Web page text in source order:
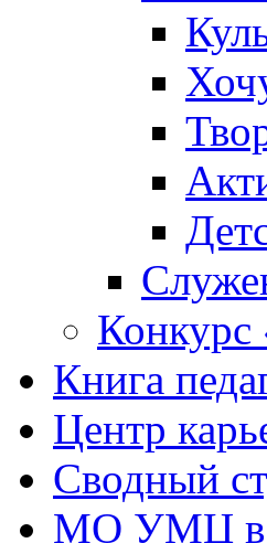
Конкурс
Книга
Центр
Сводный
МО УМЦ в